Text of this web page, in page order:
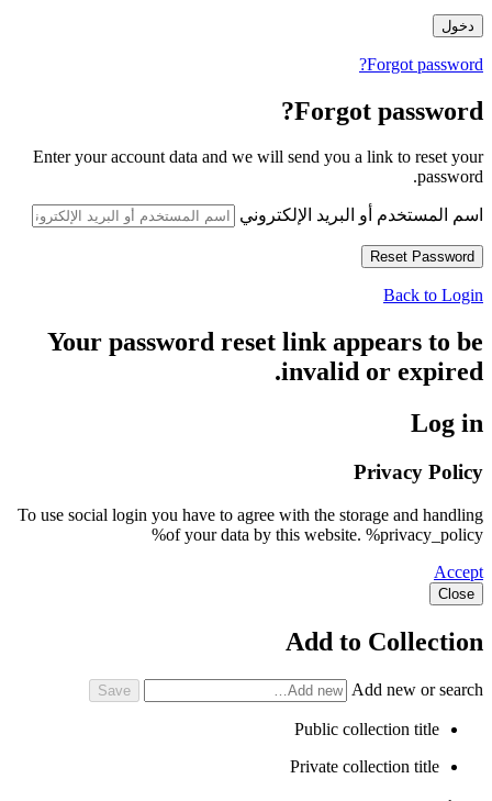
Forgot password?
Forgot password?
Enter your account data and we will send you a link to reset your
password.
اسم المستخدم أو البريد الإلكتروني
Back to Login
Your password reset link appears to be
invalid or expired.
Log in
Privacy Policy
To use social login you have to agree with the storage and handling
of your data by this website. %privacy_policy%
Accept
Close
Add to Collection
Add new or search
Public collection title
Private collection title